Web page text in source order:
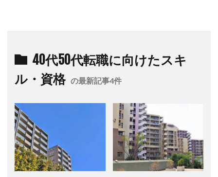
40代50代転職に向けたスキ
ル・資格 の最新記事4件